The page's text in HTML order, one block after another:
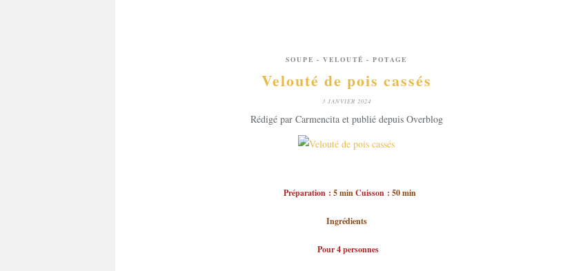
SOUPE - VELOUTÉ - POTAGE
Velouté de pois cassés
3 JANVIER 2024
Rédigé par Carmencita et publié depuis Overblog
Préparation : 5 min Cuisson : 50 min
Ingrédients
Pour 4 personnes